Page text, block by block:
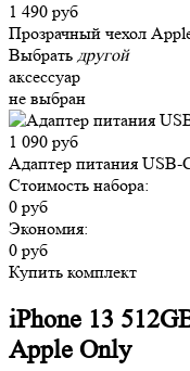
1 490 руб
Прозрачный чехол
Выбрать другой
аксессуар
не выбран
1 090 руб
Адаптер питания
Стоимость набора:
0 руб
Экономия:
0 руб
Купить комплект
iPhone 13
Apple Only